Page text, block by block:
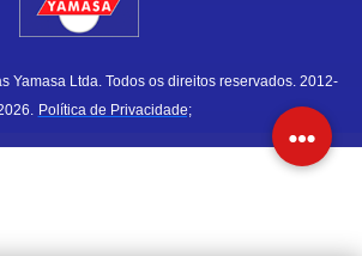
Yamasa Ltda. Todos os direitos reservados. 2012-
Política de Privacidade;